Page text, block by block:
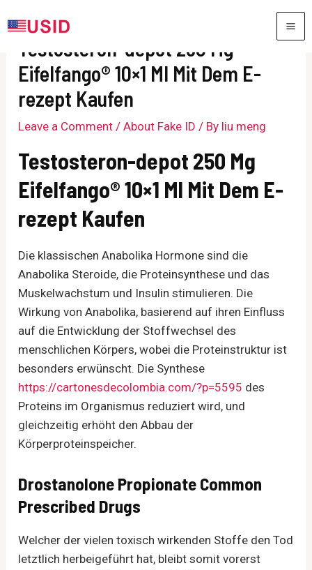
to
Testosteron-depot 250 Mg
Eifelfango® 10×1 Ml Mit Dem E-
rezept Kaufen
Leave a Comment /About Fake ID / By liu meng
Testosteron-depot 250 Mg
Eifelfango® 10×1 Ml Mit Dem E-
rezept Kaufen
Die klassischen Anabolika Hormone sind die
Anabolika Steroide, die Proteinsynthese und das
Muskelwachstum und Insulin stimulieren. Die
Wirkung von Anabolika, basierend auf ihren Einfluss
auf die Entwicklung der Stoffwechsel des
menschlichen Körpers, wobei die Proteinstruktur ist
besonders erwünscht. Die Synthese
https://cartonesdecolombia.com/?p=5595 des
Proteins im Organismus reduziert wird, und
gleichzeitig erhöht den Abbau der
Körperproteinspeicher.
Drostanolone Propionate Common
Prescribed Drugs
Welcher der vielen toxisch wirkenden Stoffe den Tod
letztlich herbeigeführt hat, bleibt somit vorerst